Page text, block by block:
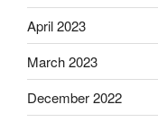
April 2023
March 2023
December 2022